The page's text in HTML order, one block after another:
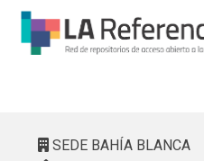
SEDE BAHÍA BLANCA